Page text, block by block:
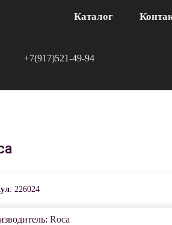
Каталог
+7(917)521-49-94
: 226024
Roca